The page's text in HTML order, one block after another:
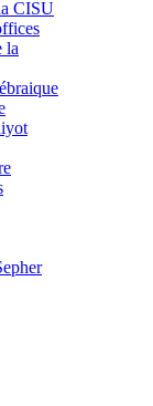
CISU
la